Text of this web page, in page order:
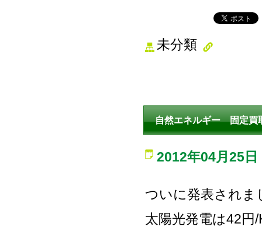
未分類
自然エネルギー 固定買
2012年04月25日
ついに発表されま
太陽光発電は42円